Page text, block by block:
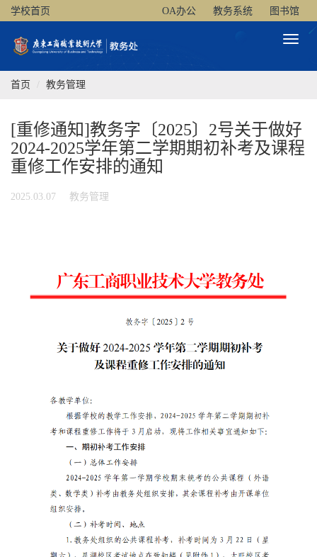
学校首页 OA办公 教务系统 图书馆
Toggle
首页 教务管理
[重修通知]教务字〔2025〕2号关于做好
2024-2025学年第二学期期初补考及课程
重修工作安排的通知
2025.03.07 教务管理